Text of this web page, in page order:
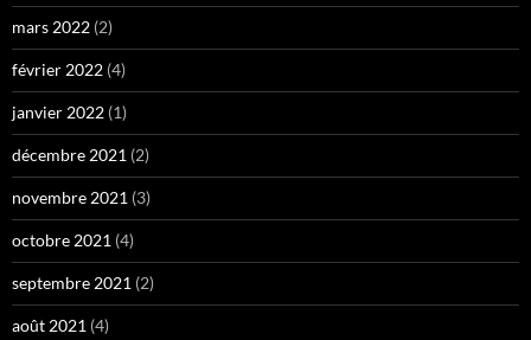
mars 2022 (2)
février 2022 (4)
janvier 2022 (1)
décembre 2021 (2)
novembre 2021 (3)
octobre 2021 (4)
septembre 2021 (2)
août 2021 (4)